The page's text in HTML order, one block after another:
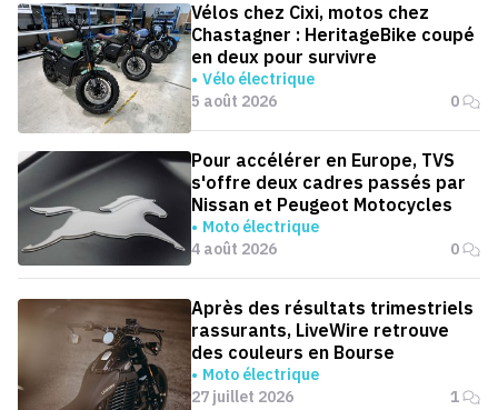
Vélos chez Cixi, motos chez
Chastagner : HeritageBike coupé
en deux pour survivre
Vélo électrique
5 août 2026
0
Pour accélérer en Europe, TVS
s'offre deux cadres passés par
Nissan et Peugeot Motocycles
Moto électrique
4 août 2026
0
Après des résultats trimestriels
rassurants, LiveWire retrouve
des couleurs en Bourse
Moto électrique
27 juillet 2026
1